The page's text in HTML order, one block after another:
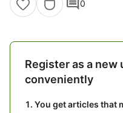
comment0
Register as a new
conveniently
You get articles that